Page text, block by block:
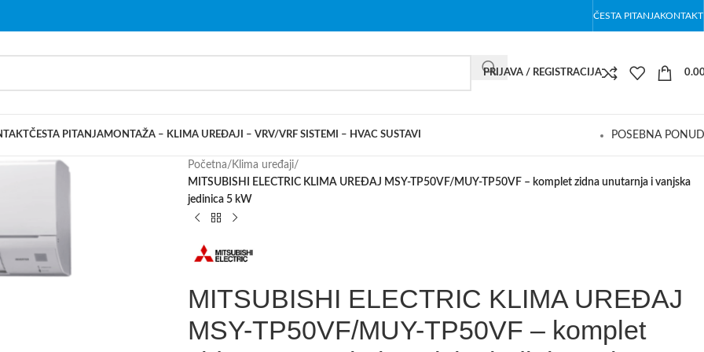
ČESTA PITANJAKONTAKT
PRIJAVA / REGISTRACIJA
ČESTA PITANJAMONTAŽA – KLIMA UREĐAJI – VRV/VRF SISTEMI – HVAC SUSTAVI POSEBNA
Početna/ Klima uređaji/
MITSUBISHI ELECTRIC KLIMA UREĐAJ MSY-TP50VF/MUY-TP50VF – komplet zidna unutarnja i vanjska
jedinica 5 kW
MITSUBISHI ELECTRIC KLIMA UREĐAJ
MSY-TP50VF/MUY-TP50VF – komplet